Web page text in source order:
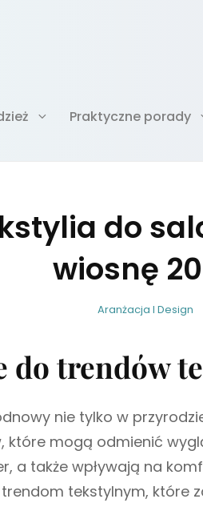
Praktyczne porady
do
wiosnę
C
G
R
I
E
Aranżacja I DesignBw
i
u
s
do trendów
nie tylko w
które mogą odmienić
a także wpływają na
tekstylnym, które